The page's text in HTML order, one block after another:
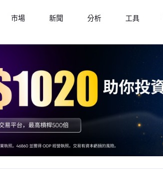
市場 新聞 分析 工具